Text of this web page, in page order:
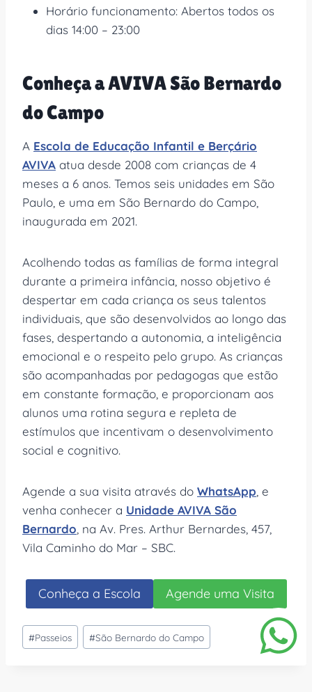
Horário funcionamento: Abertos todos os
dias 14:00 – 23:00
Conheça a AVIVA São Bernardo
do Campo
A Escola de Educação Infantil e Berçário
AVIVA atua desde 2008 com crianças de 4
meses a 6 anos. Temos seis unidades em São
Paulo, e uma em São Bernardo do Campo,
inaugurada em 2021.
Acolhendo todas as famílias de forma integral
durante a primeira infância, nosso objetivo é
despertar em cada criança os seus talentos
individuais, que são desenvolvidos ao longo das
fases, despertando a autonomia, a inteligência
emocional e o respeito pelo grupo. As crianças
são acompanhadas por pedagogas que estão
em constante formação, e proporcionam aos
alunos uma rotina segura e repleta de
estímulos que incentivam o desenvolvimento
social e cognitivo.
Agende a sua visita através do WhatsApp , e
venha conhecer a Unidade AVIVA São
Bernardo , na Av. Pres. Arthur Bernardes, 457,
Vila Caminho do Mar – SBC.
Conheça a Escola Agende uma Visita
Tags
do
#Passeios #São Bernardo do Campo